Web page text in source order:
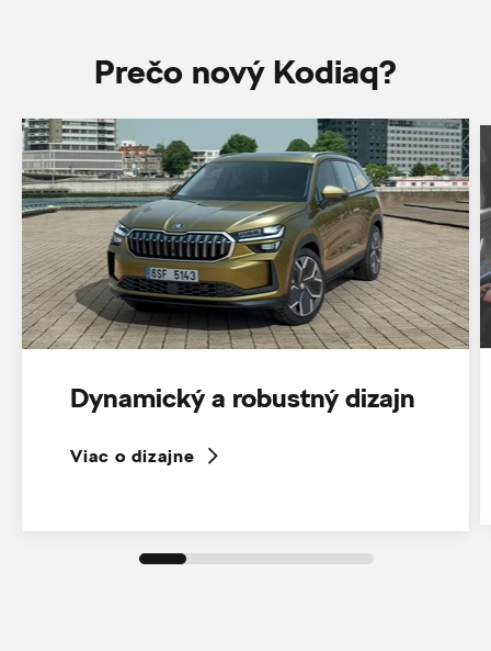
Prečo nový Kodiaq?
Dynamický a robustný dizajn
Viac o dizajne